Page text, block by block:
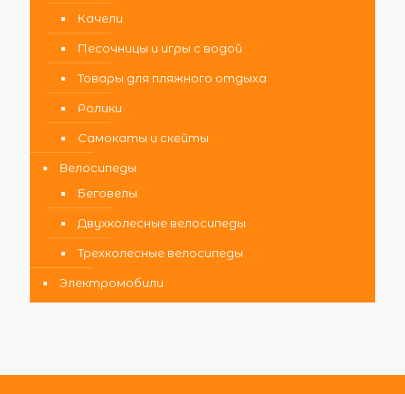
Качели
Песочницы и игры с водой
Товары для пляжного отдыха
Ролики
Самокаты и скейты
Велосипеды
Беговелы
Двухколесные велосипеды
Трехколесные велосипеды
Электромобили